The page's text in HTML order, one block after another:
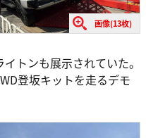
画像(13枚)
トンも展示されていた。
登坂キットを走るデモ